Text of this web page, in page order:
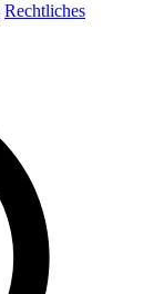
Rechtliches